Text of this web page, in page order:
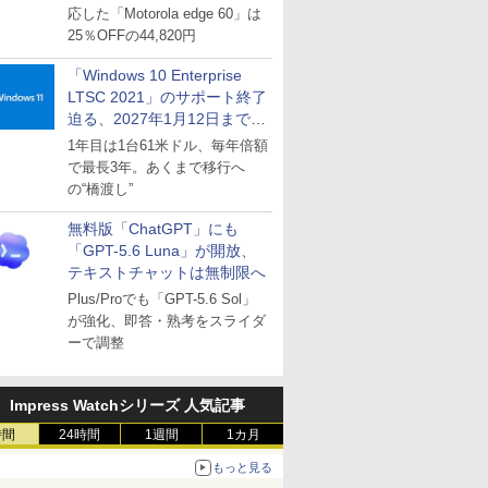
応した「Motorola edge 60」は
25％OFFの44,820円
「Windows 10 Enterprise
LTSC 2021」のサポート終了
迫る、2027年1月12日まで
～ESUは9月1日から販売
1年目は1台61米ドル、毎年倍額
で最長3年。あくまで移行へ
の“橋渡し”
無料版「ChatGPT」にも
「GPT-5.6 Luna」が開放、
テキストチャットは無制限へ
Plus/Proでも「GPT-5.6 Sol」
が強化、即答・熟考をスライダ
ーで調整
Impress Watchシリーズ 人気記事
24時間 1週間 1カ月
もっと見る